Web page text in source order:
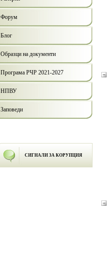
Форум
Блог
Образци на документи
Програма РЧР 2021-2027
НПВУ
Заповеди
СИГНАЛИ ЗА КОРУПЦИЯ